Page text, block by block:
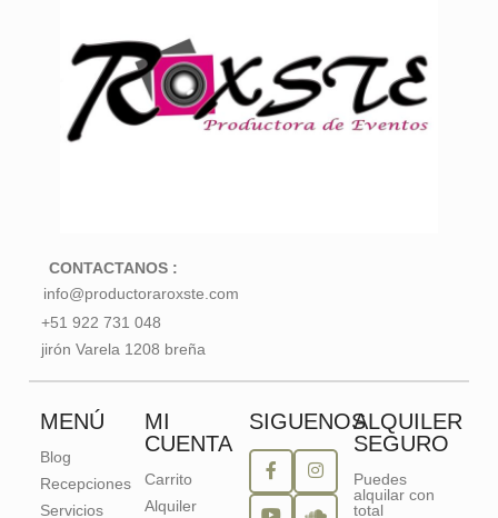
CONTACTANOS :
info@productoraroxste.com
+51 922 731 048
jirón Varela 1208 breña
MENÚ
Blog
Recepciones
Servicios
MI
CUENTA
Carrito
Alquiler
SIGUENOSALQUILER
SEGURO
Puedes
alquilar con
total